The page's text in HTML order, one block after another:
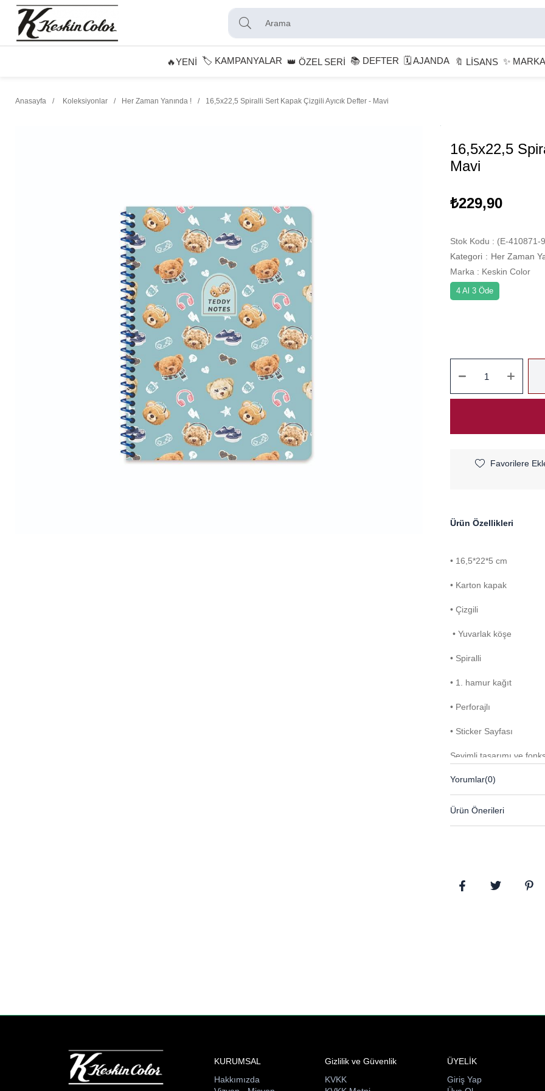
🔥YENİ 🏷️ KAMPANYALAR 👑 ÖZEL SERİ 📚 DEFTER 🗓 AJANDA 🔖 LİSANS ✨
Anasayfa Koleksiyonlar Her Zaman Yanında ! 16,5x22,5 Spiralli Sert Kapak Çizgili Ayıcık Defter - Mavi
16,5x22,5
Mavi
₺229,90
Stok Kodu
(E-410871-
Kategori : Her Zaman
Marka : Keskin Color
4 Al 3 Öde
Favorilere
Ürün Özellikleri
• 16,5*22*5 cm
• Karton kapak
• Çizgili
• Yuvarlak köşe
• Spiralli
• 1. hamur kağıt
• Perforajlı
• Sticker Sayfası
Sevimli tasarımı ve
boyuta sahip olan bu
Yuvarlak köşe tasarımı
sayfaları kolayca
Yorumlar(0)
Ürün Önerileri
KURUMSAL
Hakkımızda
Gizlilik ve Güvenlik
KVKK
ÜYELİK
Giriş Yap